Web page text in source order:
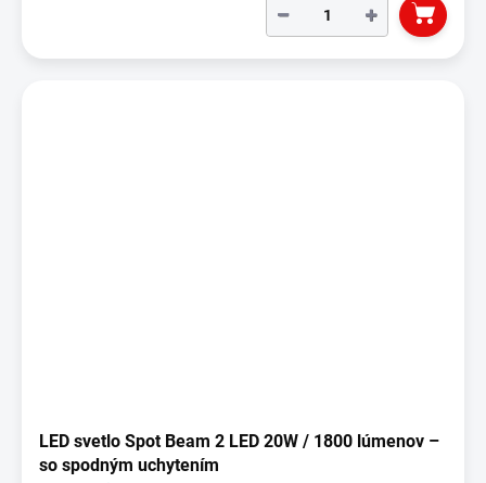
+
−
LED svetlo Spot Beam 2 LED 20W / 1800 lúmenov –
so spodným uchytením